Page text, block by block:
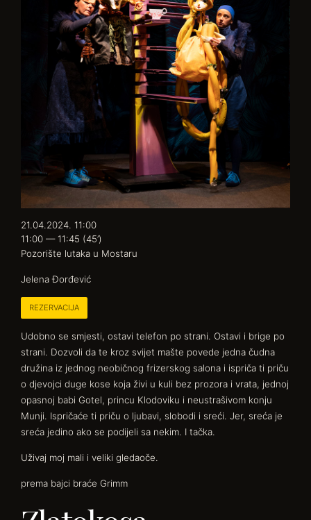
Udobno se smjesti, ostavi telefon po strani. Ostavi i brige po
strani. Dozvoli da te kroz svijet mašte povede jedna čudna
družina iz jednog neobičnog frizerskog salona i ispriča ti priču
o djevojci duge kose koja živi u kuli bez prozora i vrata, jednoj
opasnoj babi Gotel, princu Klodoviku i neustrašivom konju
Munji. Ispričaće ti priču o ljubavi, slobodi i sreći. Jer, sreća je
sreća jedino ako se podijeli sa nekim. I tačka.
Uživaj moj mali i veliki gledaoče.
prema bajci braće Grimm
21.04.2024. 11:00
11:00 — 11:45 (45’)
Pozorište lutaka u Mostaru
Jelena Đorđević
REZERVACIJA